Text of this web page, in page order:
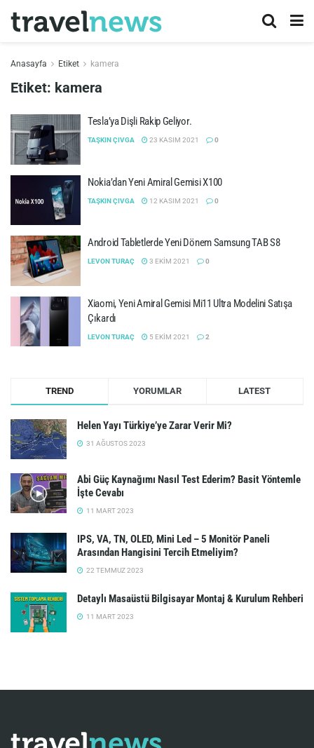
Anasayfa Etiket kamera
Etiket: kamera
Tesla’ya Dişli Rakip Geliyor.
TAŞKIN ÇIVGA 23 KASIM 2021 0
Nokia’dan Yeni Amiral Gemisi X100
TAŞKIN ÇIVGA 12 KASIM 2021 0
Android Tabletlerde Yeni Dönem Samsung TAB S8
LEVON TURAÇ 3 EKIM 2021 0
Xiaomi, Yeni Amiral Gemisi Mi11 Ultra Modelini Satışa
Çıkardı
LEVON TURAÇ 5 EKIM 2021 2
TREND YORUMLAR LATEST
Helen Yayı Türkiye’ye Zarar Verir Mi?
31 AĞUSTOS 2023
Abi Güç Kaynağımı Nasıl Test Ederim? Basit Yöntemle
İşte Cevabı
11 MART 2023
IPS, VA, TN, OLED, Mini Led – 5 Monitör Paneli
Arasından Hangisini Tercih Etmeliyim?
22 TEMMUZ 2023
Detaylı Masaüstü Bilgisayar Montaj & Kurulum Rehberi
11 MART 2023